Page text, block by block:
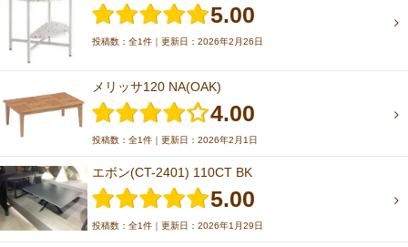
5.00
投稿数：全1件｜更新日：2026年2月26日
メリッサ120 NA(OAK)
4.00
投稿数：全1件｜更新日：2026年2月1日
エボン(CT-2401) 110CT BK
5.00
投稿数：全1件｜更新日：2026年1月29日